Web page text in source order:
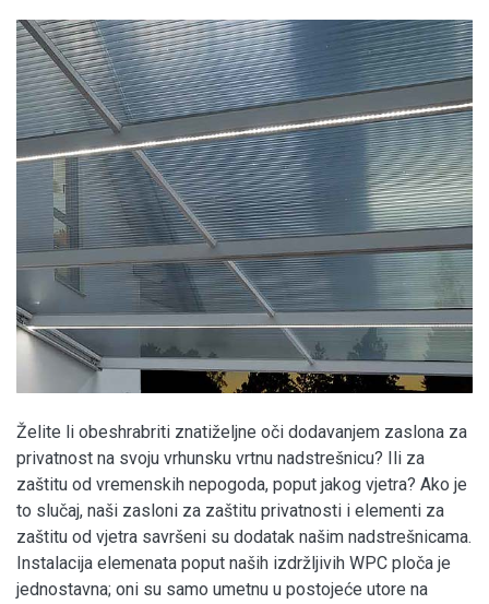
Želite li obeshrabriti znatiželjne oči dodavanjem zaslona za
privatnost na svoju vrhunsku vrtnu nadstrešnicu? Ili za
zaštitu od vremenskih nepogoda, poput jakog vjetra? Ako je
to slučaj, naši zasloni za zaštitu privatnosti i elementi za
zaštitu od vjetra savršeni su dodatak našim nadstrešnicama.
Instalacija elemenata poput naših izdržljivih WPC ploča je
jednostavna; oni su samo umetnu u postojeće utore na